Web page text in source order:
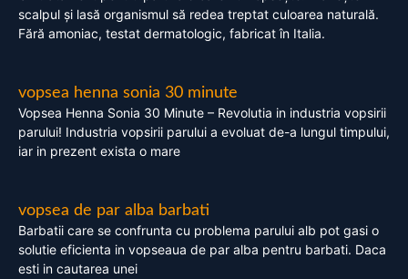
scalpul și lasă organismul să redea treptat culoarea naturală.
Fără amoniac, testat dermatologic, fabricat în Italia.
vopsea henna sonia 30 minute
Vopsea Henna Sonia 30 Minute – Revolutia in industria vopsirii
parului! Industria vopsirii parului a evoluat de-a lungul timpului,
iar in prezent exista o mare
vopsea de par alba barbati
Barbatii care se confrunta cu problema parului alb pot gasi o
solutie eficienta in vopseaua de par alba pentru barbati. Daca
esti in cautarea unei